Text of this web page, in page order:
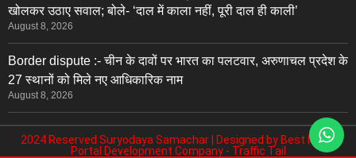
खोलकर उठाए सवाल; बोले- ‘दाल में काला नहीं, पूरी दाल ही काली’
August 8, 2026
Border dispute :- चीन के दावों पर भारत का पलटवार, अरुणाचल प्रदेश के
27 स्थानों को मिले नए आधिकारिक नाम
August 8, 2026
2024 Reserved Suryodaya Samachar | Designed byBest News
Portal Development Company- Traffic Tail